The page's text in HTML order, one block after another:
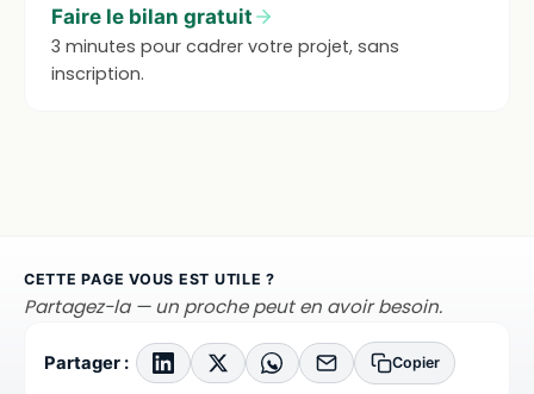
Faire le bilan gratuit
3 minutes pour cadrer votre projet, sans
inscription.
CETTE PAGE VOUS EST UTILE ?
Partagez-la — un proche peut en avoir besoin.
Partager : Copier